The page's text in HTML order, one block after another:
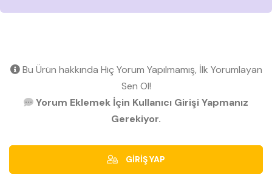
Bu Ürün hakkında Hiç Yorum Yapılmamış, İlk Yorumlayan
Sen Ol!
Yorum Eklemek İçin Kullanıcı Girişi Yapmanız
Gerekiyor.
GİRİŞ YAP